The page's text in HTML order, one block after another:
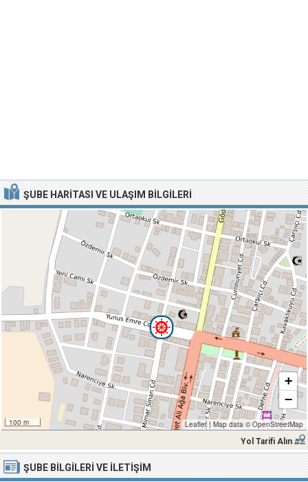
ŞUBE HARITASI VE ULAŞIM BILGILERI
100 m
+
−
Leaflet | Map data © OpenStreetMap
Yol Tarifi Alın
ŞUBE BILGILERI VE İLETIŞIM